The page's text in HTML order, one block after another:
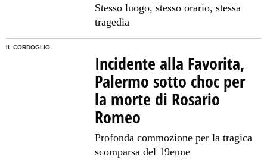
Stesso luogo, stesso orario, stessa
tragedia
IL CORDOGLIO
Incidente alla Favorita,
Palermo sotto choc per
la morte di Rosario
Romeo
Profonda commozione per la tragica
scomparsa del 19enne